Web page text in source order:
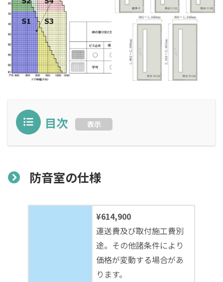
目次 表示
防音室の仕様
¥614,900
運送費及び取付施工費別
途。その他諸条件により
価格が変動する場合があ
ります。